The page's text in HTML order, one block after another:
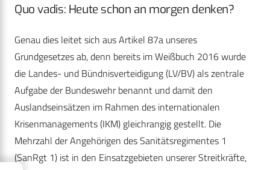
Quo vadis: Heute schon an morgen denken?
Genau dies leitet sich aus Artikel 87a unseres
Grundgesetzes ab, denn bereits im Weißbuch 2016 wurde
die Landes- und Bündnisverteidigung (LV/BV) als zentrale
Aufgabe der Bundeswehr benannt und damit den
Auslandseinsätzen im Rahmen des internationalen
Krisenmanagements (IKM) gleichrangig gestellt. Die
Mehrzahl der Angehörigen des Sanitätsregimentes 1
(SanRgt 1) ist in den Einsatzgebieten unserer Streitkräfte,